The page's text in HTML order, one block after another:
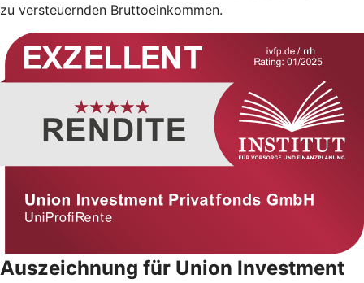
zu versteuernden Bruttoeinkommen.
Auszeichnung für Union Investment